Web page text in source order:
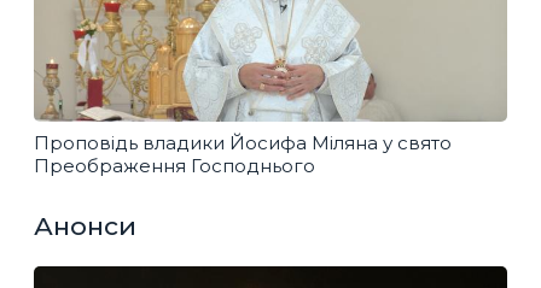
Проповідь владики Йосифа Міляна у свято
Преображення Господнього
Анонси